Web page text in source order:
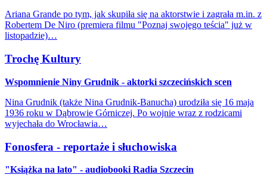
Ariana Grande po tym, jak skupiła się na aktorstwie i zagrała m.in. z
Robertem De Niro (premiera filmu "Poznaj swojego teścia" już w
listopadzie)…
Trochę Kultury
Wspomnienie Niny Grudnik - aktorki szczecińskich scen
Nina Grudnik (także Nina Grudnik-Banucha) urodziła się 16 maja
1936 roku w Dąbrowie Górniczej. Po wojnie wraz z rodzicami
wyjechała do Wrocławia…
Fonosfera - reportaże i słuchowiska
"Książka na lato" - audiobooki Radia Szczecin